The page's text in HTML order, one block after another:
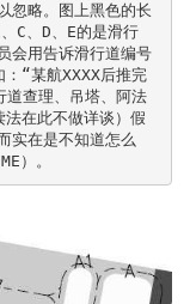
忽略。图上黑色的长
C、D、E的是滑行
会用告诉滑行道编号
“某航XXXX后推完
道查理、吊塔、阿法
在此不做详谈）假
实在是不知道怎么